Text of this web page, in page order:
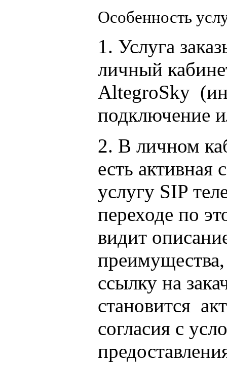
Особенность
1. Услуга
личный
AltegroSky
подключение
2. В личном
есть
услугу SIP
переходе по
видит
ссылку на
становится
согласия с